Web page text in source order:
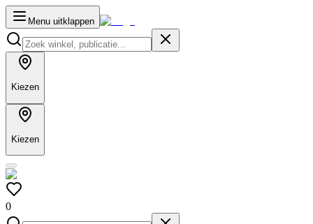
Menu uitklappen
Kiezen
Kiezen
0